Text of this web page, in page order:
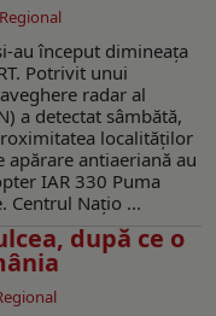
Regional
au început dimineaţa
Potrivit unui
radar al
a detectat sâmbătă,
localităţilor
apărare antiaeriană au
IAR 330 Puma
Centrul Națio ...
după ce o